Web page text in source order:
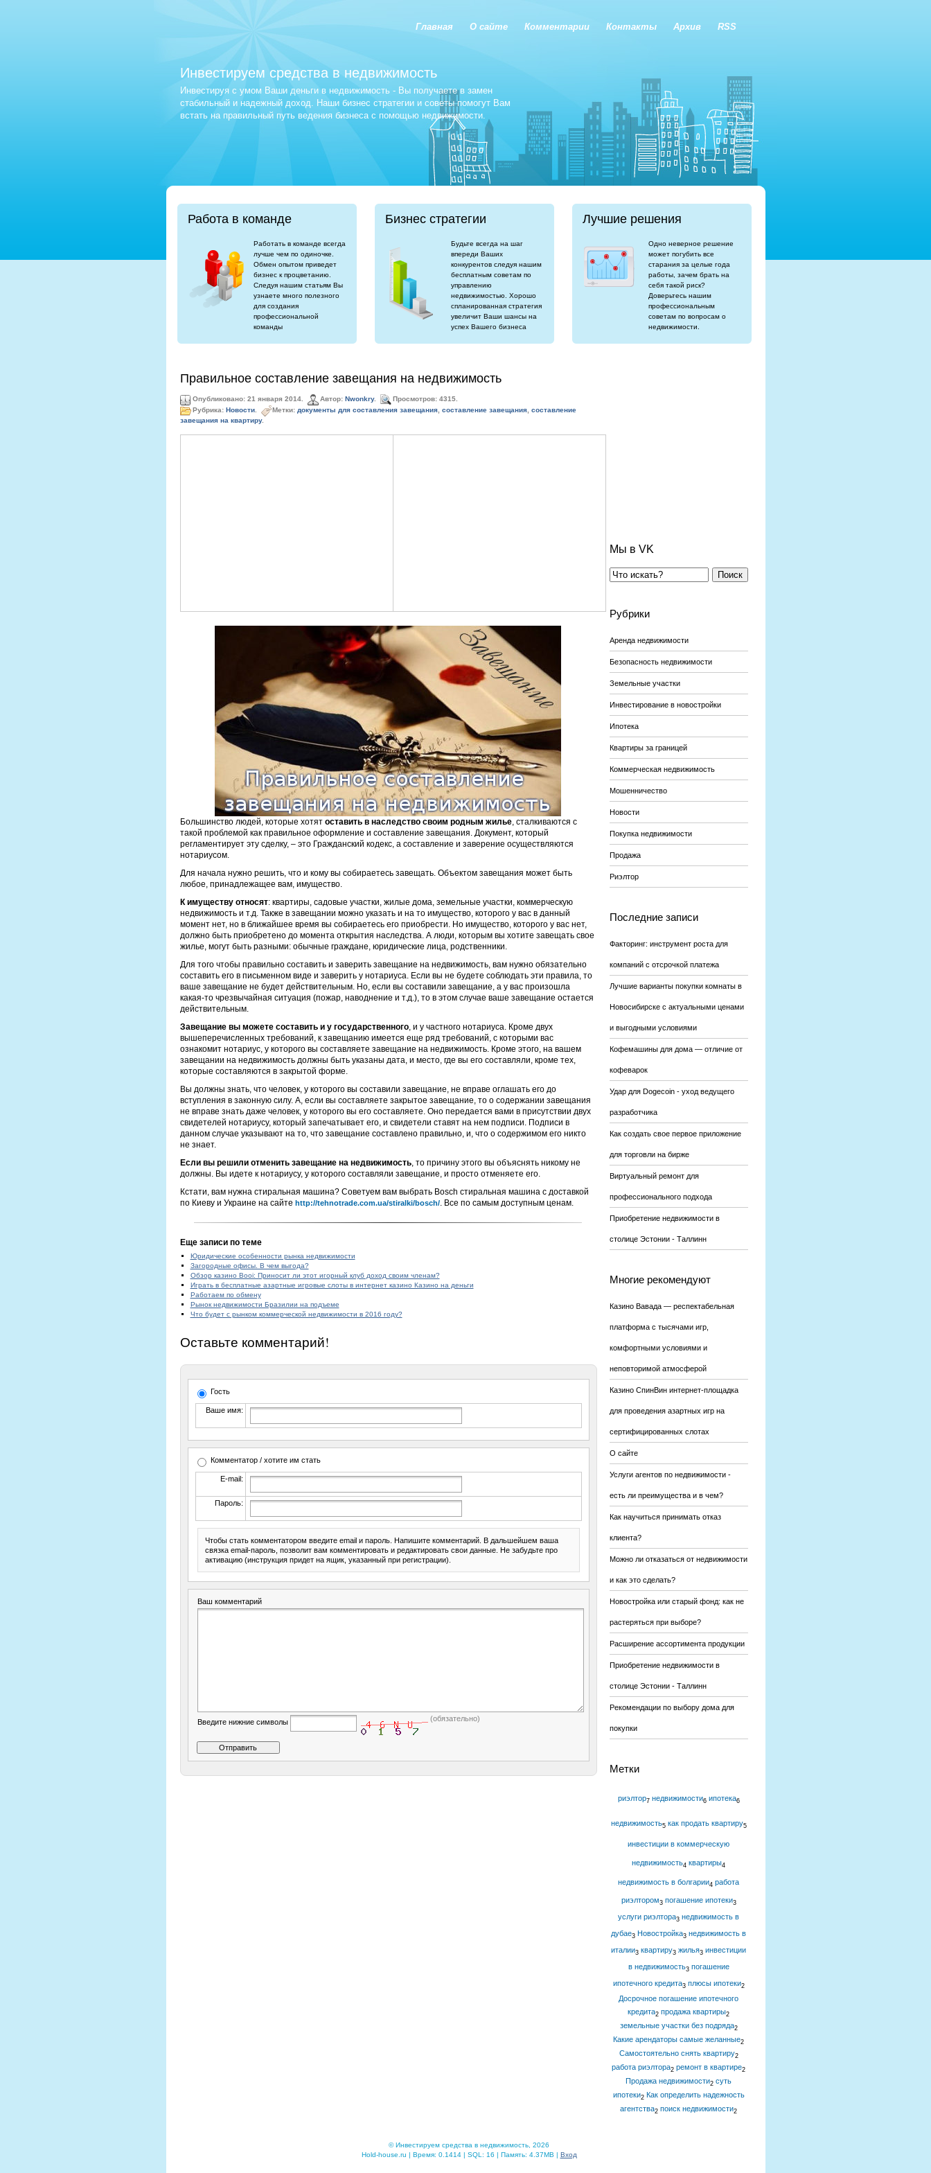
Главная О сайте Комментарии Контакты Архив RSS
Инвестируем средства в недвижимость
Инвестируя с умом Ваши деньги в недвижимость - Вы получаете в замен
стабильный и надежный доход. Наши бизнес стратегии и советы помогут Вам
встать на правильный путь ведения бизнеса с помощью недвижимости.
Работа в команде
Работать в команде всегда
лучше чем по одиночке.
Обмен опытом приведет
бизнес к процветанию.
Следуя нашим статьям Вы
узнаете много полезного
для создания
профессиональной
команды
Бизнес стратегии
Будьте всегда на шаг
впереди Ваших
конкурентов следуя нашим
бесплатным советам по
управлению
недвижимостью. Хорошо
спланированная стратегия
увеличит Ваши шансы на
успех Вашего бизнеса
Лучшие решения
Одно неверное решение
может погубить все
старания за целые года
работы, зачем брать на
себя такой риск?
Доверьтесь нашим
профессиональным
советам по вопросам о
недвижимости.
Правильное составление завещания на недвижимость
Опубликовано: 21 января 2014. Автор: Nwonkry.
Просмотров: 4315.
Рубрика: Новости. Метки: документы для составления завещания, составление завещания, составление
завещания на квартиру.
Большинство людей, которые хотят оставить в наследство своим родным жилье, сталкиваются с
такой проблемой как правильное оформление и составление завещания. Документ, который
регламентирует эту сделку, – это Гражданский кодекс, а составление и заверение осуществляются
нотариусом.
Для начала нужно решить, что и кому вы собираетесь завещать. Объектом завещания может быть
любое, принадлежащее вам, имущество.
К имуществу относят: квартиры, садовые участки, жилые дома, земельные участки, коммерческую
недвижимость и т.д. Также в завещании можно указать и на то имущество, которого у вас в данный
момент нет, но в ближайшее время вы собираетесь его приобрести. Но имущество, которого у вас нет,
должно быть приобретено до момента открытия наследства. А люди, которым вы хотите завещать свое
жилье, могут быть разными: обычные граждане, юридические лица, родственники.
Для того чтобы правильно составить и заверить завещание на недвижимость, вам нужно обязательно
составить его в письменном виде и заверить у нотариуса. Если вы не будете соблюдать эти правила, то
ваше завещание не будет действительным. Но, если вы составили завещание, а у вас произошла
какая-то чрезвычайная ситуация (пожар, наводнение и т.д.), то в этом случае ваше завещание остается
действительным.
Завещание вы можете составить и у государственного, и у частного нотариуса. Кроме двух
вышеперечисленных требований, к завещанию имеется еще ряд требований, с которыми вас
ознакомит нотариус, у которого вы составляете завещание на недвижимость. Кроме этого, на вашем
завещании на недвижимость должны быть указаны дата, и место, где вы его составляли, кроме тех,
которые составляются в закрытой форме.
Вы должны знать, что человек, у которого вы составили завещание, не вправе оглашать его до
вступления в законную силу. А, если вы составляете закрытое завещание, то о содержании завещания
не вправе знать даже человек, у которого вы его составляете. Оно передается вами в присутствии двух
свидетелей нотариусу, который запечатывает его, и свидетели ставят на нем подписи. Подписи в
данном случае указывают на то, что завещание составлено правильно, и, что о содержимом его никто
не знает.
Если вы решили отменить завещание на недвижимость, то причину этого вы объяснять никому не
должны. Вы идете к нотариусу, у которого составляли завещание, и просто отменяете его.
Кстати, вам нужна стиральная машина? Советуем вам выбрать Bosch стиральная машина с доставкой
по Киеву и Украине на сайте http://tehnotrade.com.ua/stiralki/bosch/. Все по самым доступным ценам.
Еще записи по теме
Юридические особенности рынка недвижимости
Загородные офисы. В чем выгода?
Обзор казино Booi: Приносит ли этот игорный клуб доход своим членам?
Играть в бесплатные азартные игровые слоты в интернет казино Казино на деньги
Работаем по обмену
Рынок недвижимости Бразилии на подъеме
Что будет с рынком коммерческой недвижимости в 2016 году?
Оставьте комментарий!
Гость
Ваше имя:
Комментатор / хотите им стать
E-mail:
Пароль:
Чтобы стать комментатором введите email и пароль. Напишите комментарий. В дальшейшем ваша
связка email-пароль, позволит вам комментировать и редактировать свои данные. Не забудьте про
активацию (инструкция придет на ящик, указанный при регистрации).
Ваш комментарий
Введите нижние символы (обязательно)
Мы в VK
Поиск
Рубрики
Аренда недвижимости
Безопасность недвижимости
Земельные участки
Инвестирование в новостройки
Ипотека
Квартиры за границей
Коммерческая недвижимость
Мошенничество
Новости
Покупка недвижимости
Продажа
Риэлтор
Последние записи
Факторинг: инструмент роста для
компаний с отсрочкой платежа
Лучшие варианты покупки комнаты в
Новосибирске с актуальными ценами
и выгодными условиями
Кофемашины для дома — отличие от
кофеварок
Удар для Dogecoin - уход ведущего
разработчика
Как создать свое первое приложение
для торговли на бирже
Виртуальный ремонт для
профессионального подхода
Приобретение недвижимости в
столице Эстонии - Таллинн
Многие рекомендуют
Казино Вавада — респектабельная
платформа с тысячами игр,
комфортными условиями и
неповторимой атмосферой
Казино СпинВин интернет-площадка
для проведения азартных игр на
сертифицированных слотах
О сайте
Услуги агентов по недвижимости -
есть ли преимущества и в чем?
Как научиться принимать отказ
клиента?
Можно ли отказаться от недвижимости
и как это сделать?
Новостройка или старый фонд: как не
растеряться при выборе?
Расширение ассортимента продукции
Приобретение недвижимости в
столице Эстонии - Таллинн
Рекомендации по выбору дома для
покупки
Метки
риэлтор7 недвижимости6 ипотека6
недвижимость5 как продать квартиру5
инвестиции в коммерческую
недвижимость4 квартиры4
недвижимость в болгарии4 работа
риэлтором3 погашение ипотеки3
услуги риэлтора3 недвижимость в
дубае3 Новостройка3 недвижимость в
италии3 квартиру3 жилья3 инвестиции
в недвижимость3 погашение
ипотечного кредита3 плюсы ипотеки2
Досрочное погашение ипотечного
кредита2 продажа квартиры2
земельные участки без подряда2
Какие арендаторы самые желанные2
Самостоятельно снять квартиру2
работа риэлтора2 ремонт в квартире2
Продажа недвижимости2 суть
ипотеки2 Как определить надежность
агентства2 поиск недвижимости2
© Инвестируем средства в недвижимость, 2026
Hold-house.ru | Время: 0.1414 | SQL: 16 | Память: 4.37MB | Вход